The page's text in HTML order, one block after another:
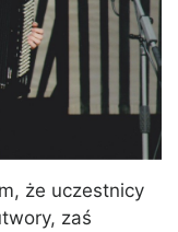
że uczestnicy
zaś